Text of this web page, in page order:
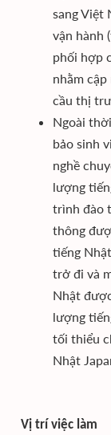
sang Việt
vận hành
phối hợp
nhằm
cầu thị
Ngoài
bảo sinh
nghề
lượng
trình đào
thông
tiếng
trở đi và
Nhật
lượng
tối thiểu
Nhật
Vị trí việc làm